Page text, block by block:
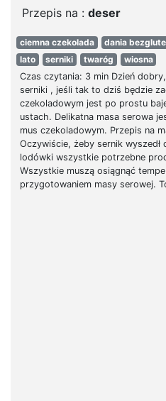
Przepis na : deser
ciemna czekolada dania
lato
serniki twaróg
wiosna
Czas czytania: 3 min Dzień
serniki , jeśli tak to dziś będzie
czekoladowym jest po prostu
ustach. Delikatna masa serowa
mus czekoladowym. Przepis na
Oczywiście, żeby sernik wyszedł
lodówki wszystkie potrzebne
Wszystkie muszą osiągnąć
przygotowaniem masy serowej.